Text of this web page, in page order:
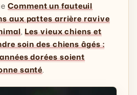
Comment un fauteuil
aux pattes arrière ravive
, Les vieux chiens et
soin des chiens âgés :
dorées soient
santé.